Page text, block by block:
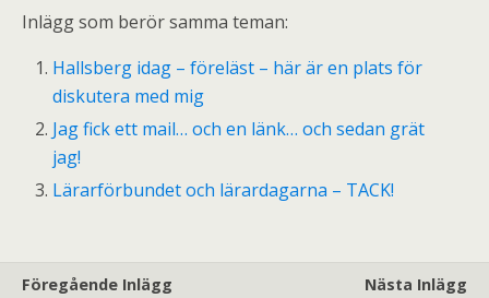
Inlägg som berör samma teman:
Hallsberg idag – föreläst – här är en plats för
diskutera med mig
Jag fick ett mail… och en länk… och sedan grät
jag!
Lärarförbundet och lärardagarna – TACK!
Föregående Inlägg Nästa Inlägg